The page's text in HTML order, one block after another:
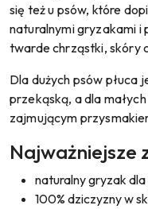
się też u psów, które
naturalnymi gryzakami i
twarde chrząstki, skóry
Dla dużych psów płuca
przekąską, a dla
zajmującym
Najważniejsze
naturalny gryzak
100% dziczyzny w